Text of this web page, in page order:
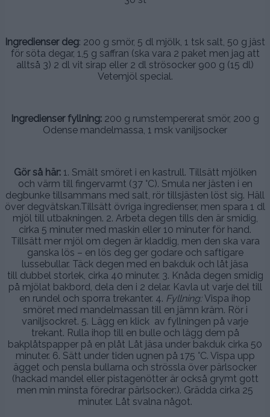
Ingredienser deg: 200 g smör, 5 dl mjölk, 1 tsk salt, 50 g jäst
för söta degar, 1,5 g saffran (ska vara 2 paket men jag att
alltså 3) 2 dl vit sirap eller 2 dl strösocker 900 g (15 dl)
Vetemjöl special.
Ingredienser fyllning: 200 g rumstempererat smör, 200 g
Odense mandelmassa, 1 msk vaniljsocker
Gör så här:1. Smält smöret i en kastrull. Tillsätt mjölken
och värm till fingervarmt (37 °C). Smula ner jästen i en
degbunke tillsammans med salt, rör tillsjästen löst sig. Häll
över degvätskan.Tillsätt övriga ingredienser, men spara 1 dl
mjöl till utbakningen. 2. Arbeta degen tills den är smidig,
cirka 5 minuter med maskin eller 10 minuter för hand.
Tillsätt mer mjöl om degen är kladdig, men den ska vara
ganska lös – en lös deg ger godare och saftigare
lussebullar. Täck degen med en bakduk och låt jäsa
till dubbel storlek, cirka 40 minuter. 3. Knåda degen smidig
på mjölat bakbord, dela den i 2 delar. Kavla ut varje del till
en rundel och sporra trekanter. 4. Fyllning:Vispa ihop
smöret med mandelmassan till en jämn kräm. Rör i
vaniljsockret. 5. Lägg en klick av fyllningen på varje
trekant. Rulla ihop till en bulle och lägg dem på
bakplåtspapper på en plåt Låt jäsa under bakduk cirka 50
minuter. 6. Sätt under tiden ugnen på 175 °C. Vispa upp
ägget och pensla bullarna och strössla över pärlsocker
(hackad mandel eller pistagenötter är också grymt gott
men min minsta föredrar pärlsocker:). Grädda cirka 25
minuter. Låt svalna något.